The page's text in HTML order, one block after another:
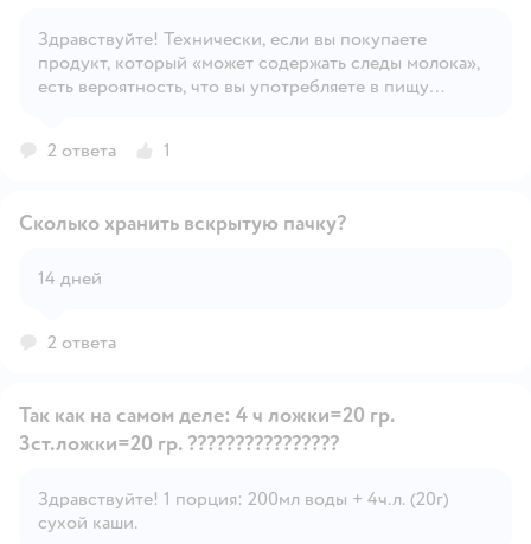
Открыть вопрос
Здравствуйте! Технически, если вы покупаете
продукт, который «может содержать следы молока»,
есть вероятность, что вы употребляете в пищу
это предупреждение для аллергиков
2 ответа 1
Сколько хранить вскрытую пачку?
14 дней
2 ответа
Открыть вопрос
Так как на самом деле: 4 ч ложки=20 гр.
3ст.ложки=20 гр. ????????????????
Здравствуйте! 1 порция: 200мл воды + 4ч.л. (20г)
сухой каши.